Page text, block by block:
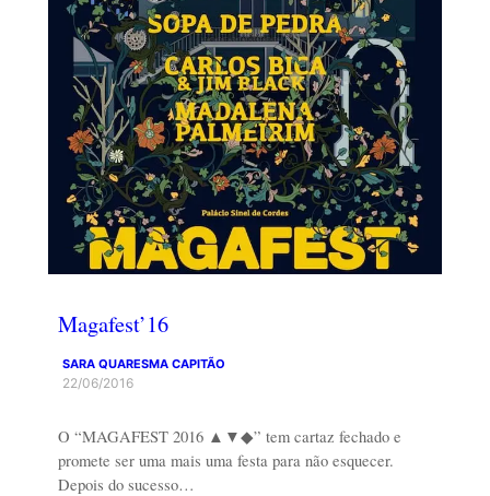
Magafest’16
SARA QUARESMA CAPITÃO
22/06/2016
O “MAGAFEST 2016 ▲▼◆” tem cartaz fechado e
promete ser uma mais uma festa para não esquecer.
Depois do sucesso…